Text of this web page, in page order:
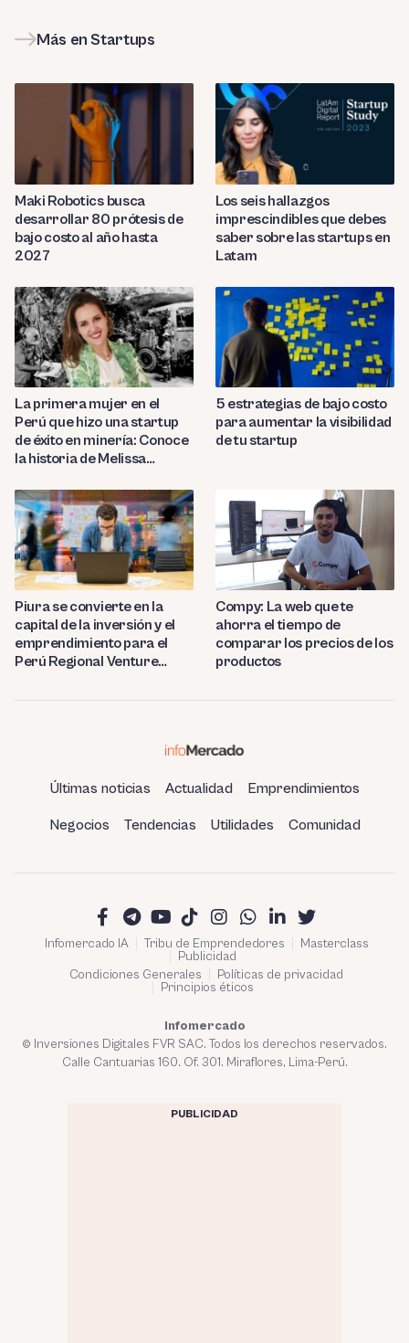
Más en Startups
Maki Robotics busca
desarrollar 80 prótesis de
bajo costo al año hasta
2027
Los seis hallazgos
imprescindibles que debes
saber sobre las startups en
Latam
La primera mujer en el
Perú que hizo una startup
de éxito en minería: Conoce
la historia de Melissa
5 estrategias de bajo costo
para aumentar la visibilidad
de tu startup
Piura se convierte en la
capital de la inversión y el
emprendimiento para el
Perú Regional Venture
Compy: La web que te
ahorra el tiempo de
comparar los precios de los
productos
Últimas noticias Actualidad Emprendimientos
Negocios Tendencias Utilidades Comunidad
Infomercado IA Tribu de Emprendedores
Masterclass
Publicidad
Condiciones Generales
Políticas de privacidad
Principios éticos
Infomercado
© Inversiones Digitales FVR SAC. Todos los derechos reservados.
Calle Cantuarias 160. Of. 301. Miraflores, Lima-Perú.
PUBLICIDAD